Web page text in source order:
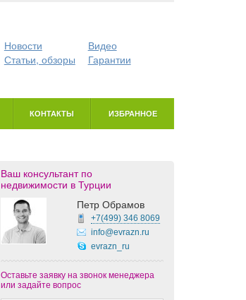
Новости
Видео
Статьи, обзоры Гарантии
КОНТАКТЫ ИЗБРАННОЕ
Ваш консультант по
недвижимости в Турции
Петр Обрамов
+7(499)346 8069
info@evrazn.ru
evrazn_ru
Оставьте заявку на звонок менеджера
или задайте вопрос